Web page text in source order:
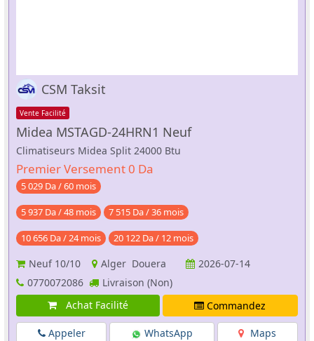
CSM Taksit
Vente Facilité
Midea MSTAGD-24HRN1 Neuf
Climatiseurs Midea Split 24000 Btu
Premier Versement 0 Da
5 029 Da / 60 mois
5 937 Da / 48 mois 7 515 Da / 36 mois
10 656 Da / 24 mois 20 122 Da / 12 mois
Neuf 10/10 Alger Douera
2026-07-14
0770072086
Livraison (Non)
Achat Facilité
Commandez
Appeler WhatsApp Maps